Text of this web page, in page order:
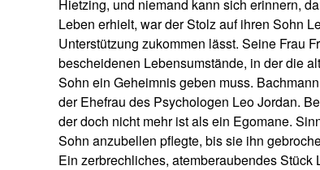
Hietzing, und niemand kann sich erinnern,
Leben erhielt, war der Stolz auf ihren Sohn
Unterstützung zukommen lässt. Seine Frau
bescheidenen Lebensumstände, in der die
Sohn ein Geheimnis geben muss.
der Ehefrau des Psychologen Leo Jordan.
der doch nicht mehr ist als ein Egomane.
Sohn anzubellen pflegte, bis sie ihn
Ein zerbrechliches, atemberaubendes Stück